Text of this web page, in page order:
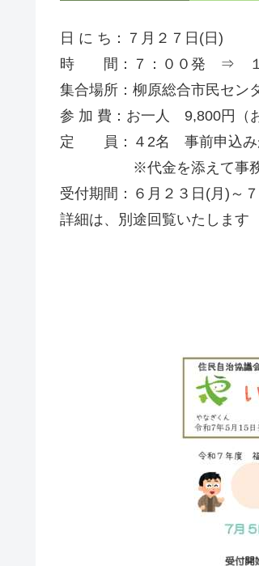
日 に ち：７月２７日(日)
時 間：７：００発 ⇒ １
集合場所：柳原総合市民セン
参 加 費：お一人 9,800円（
定 員：４2名 事前申込みが
※代金を添えて事務局
受付期間：６月２３日(月)～
詳細は、別途回覧いたします